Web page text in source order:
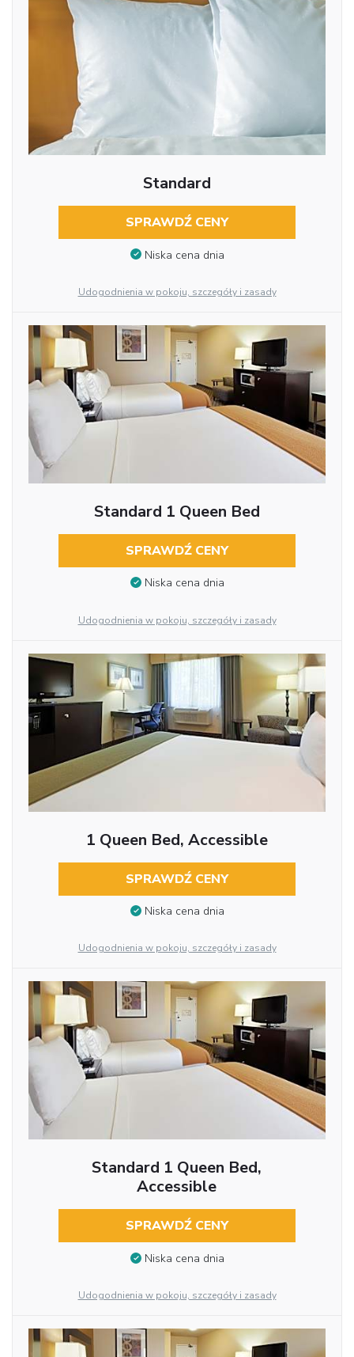
Standard
SPRAWDŹ CENY
Niska cena dnia
Udogodnienia w pokoju, szczegóły i zasady
Standard 1 Queen Bed
SPRAWDŹ CENY
Niska cena dnia
Udogodnienia w pokoju, szczegóły i zasady
1 Queen Bed, Accessible
SPRAWDŹ CENY
Niska cena dnia
Udogodnienia w pokoju, szczegóły i zasady
Standard 1 Queen Bed,
Accessible
SPRAWDŹ CENY
Niska cena dnia
Udogodnienia w pokoju, szczegóły i zasady